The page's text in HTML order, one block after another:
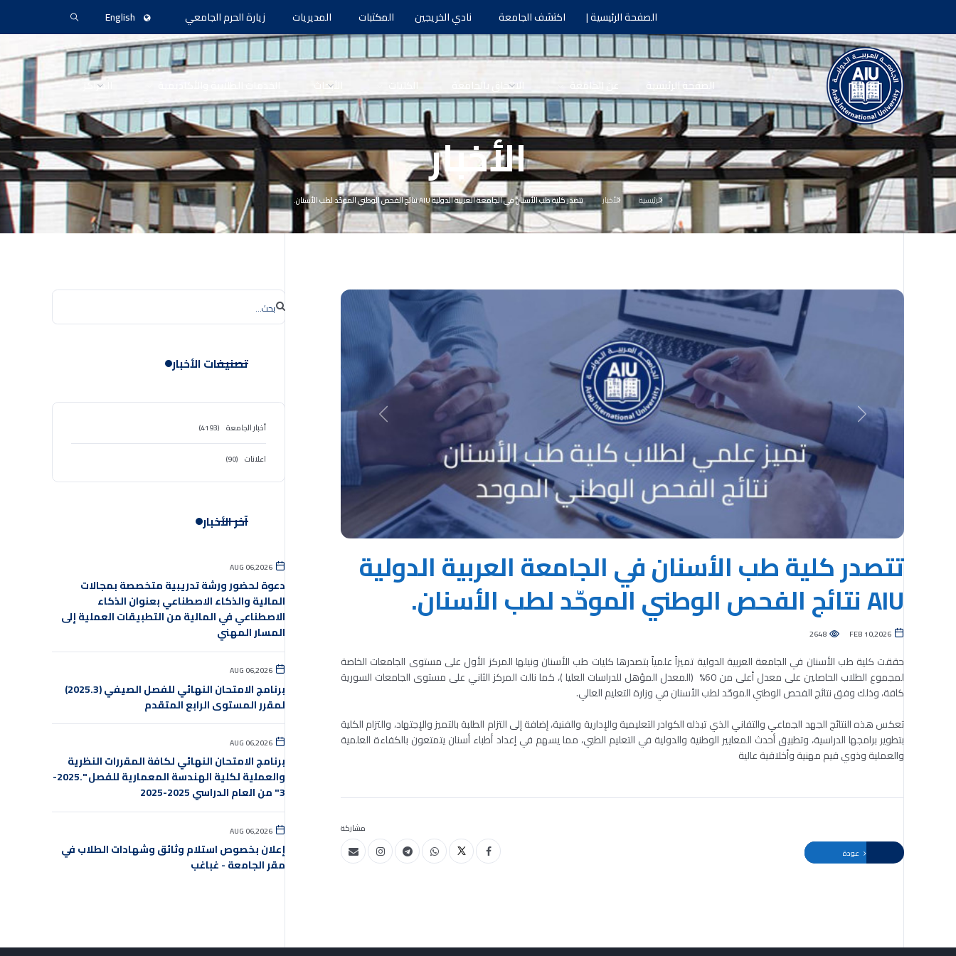
الصفحة الرئيسية | اكتشف الجامعة نادي الخريجين المكتبات المديريات زيارة الحرم الجامعي English
الصفحة الرئيسية الالتحاق بالجامعة الأبحاث المراكز
الأخبار
الرئيسية الأخبار تتصدر كلية طب الأسنان في الجامعة العربية الدولية AIU نتائج الفحص الوطني الموحّد لطب الأسنان.
Previous
Next
تتصدر كلية طب الأسنان في الجامعة العربية الدولية
AIU نتائج الفحص الوطني الموحّد لطب الأسنان.
FEB 10,2026
2648
حققت كلية طب الأسنان في الجامعة العربية الدولية تميزاً علمياً بتصدرها كليات طب الأسنان ونيلها المركز الأول على مستوى الجامعات الخاصة
لمجموع الطلاب الحاصلين على معدل أعلى من 60% (المعدل المؤهل للدراسات العليا )، كما نالت المركز الثاني على مستوى الجامعات السورية
كافة، وذلك وفق نتائج الفحص الوطني الموحّد لطب الأسنان في وزارة التعليم العالي.
تعكس هذه النتائج الجهد الجماعي والتفاني الذي تبذله الكوادر التعليمية والإدارية والفنية، إضافة إلى التزام الطلبة بالتميز والإجتهاد، والتزام الكلية
بتطوير برامجها الدراسية، وتطبيق أحدث المعايير الوطنية والدولية في التعليم الطبي، مما يسهم في إعداد أطباء أسنان يتمتعون بالكفاءة العلمية
والعملية وذوي قيم مهنية وأخلاقية عالية
مشاركة
تصنيفات الأخبار
أخبار الجامعة (4193)
اعلانات (90)
آخر الأخبار
AUG 06,2026
دعوة لحضور ورشة تدريبية متخصصة بمجالات
المالية والذكاء الاصطناعي بعنوان الذكاء
الاصطناعي في المالية من التطبيقات العملية إلى
المسار المهني
AUG 06,2026
برنامج الامتحان النهائي للفصل الصيفي (2025.3)
لمقرر المستوى الرابع المتقدم
AUG 06,2026
برنامج الامتحان النهائي لكافة المقررات النظرية
والعملية لكلية الهندسة المعمارية للفصل ".2025-
3" من العام الدراسي 2025-2025
AUG 06,2026
إعلان بخصوص استلام وثائق وشهادات الطلاب في
مقر الجامعة - غباغب